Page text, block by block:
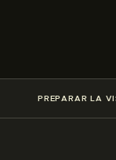
PREPARAR LA
█